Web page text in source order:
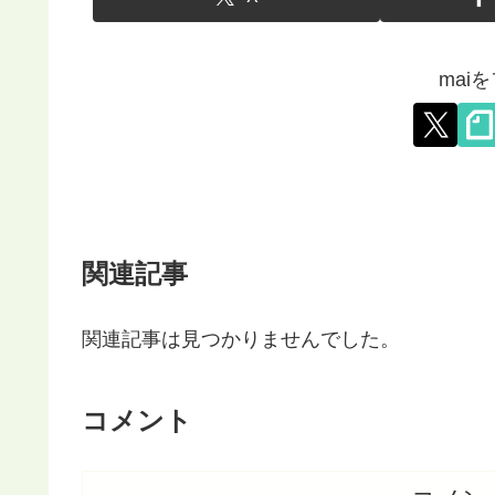
mai
関連記事
関連記事は見つかりませんでした。
コメント